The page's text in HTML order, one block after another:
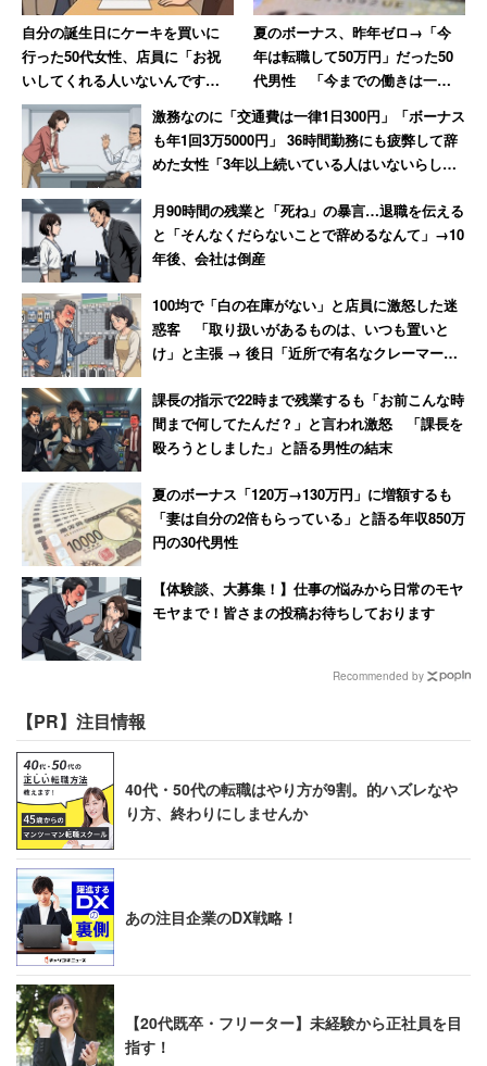
自分の誕生日にケーキを買いに
行った50代女性、店員に「お祝
いしてくれる人いないんです
か？」と言われて絶句
夏のボーナス、昨年ゼロ→「今
年は転職して50万円」だった50
代男性 「今までの働きは一体
何だったんだ…」という人も
激務なのに「交通費は一律1日300円」「ボーナス
も年1回3万5000円」 36時間勤務にも疲弊して辞
めた女性「3年以上続いている人はいないらし
月90時間の残業と「死ね」の暴言…退職を伝える
と「そんなくだらないことで辞めるなんて」→10
年後、会社は倒産
100均で「白の在庫がない」と店員に激怒した迷
惑客 「取り扱いがあるものは、いつも置いと
け」と主張 → 後日「近所で有名なクレーマー」
課長の指示で22時まで残業するも「お前こんな時
間まで何してたんだ？」と言われ激怒 「課長を
殴ろうとしました」と語る男性の結末
夏のボーナス「120万→130万円」に増額するも
「妻は自分の2倍もらっている」と語る年収850万
円の30代男性
【体験談、大募集！】仕事の悩みから日常のモヤ
モヤまで！皆さまの投稿お待ちしております
Recommended by
【PR】注目情報
40代・50代の転職はやり方が9割。的ハズレなや
り方、終わりにしませんか
あの注目企業のDX戦略！
【20代既卒・フリーター】未経験から正社員を目
指す！